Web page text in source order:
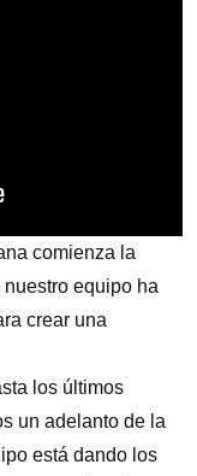
comienza la
nuestro equipo ha
crear una
los últimos
un adelanto de la
está dando los